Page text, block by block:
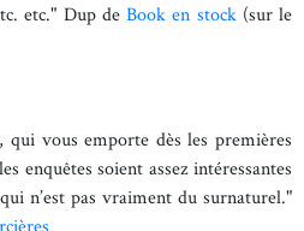
etc." Dup deBook en stock(sur le
qui vous emporte dès les premières
enquêtes soient assez intéressantes
n’est pas vraiment du surnaturel."